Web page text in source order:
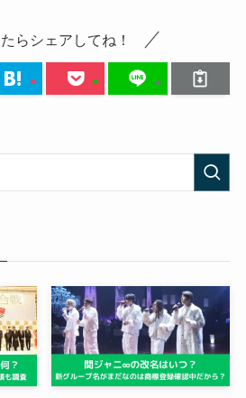
らシェアしてね！